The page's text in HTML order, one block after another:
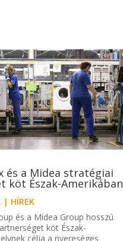
és a Midea stratégiai
köt Észak-Amerikában
| HÍREK
és a Midea Group hosszú
köt Észak-
célja a nyereséges